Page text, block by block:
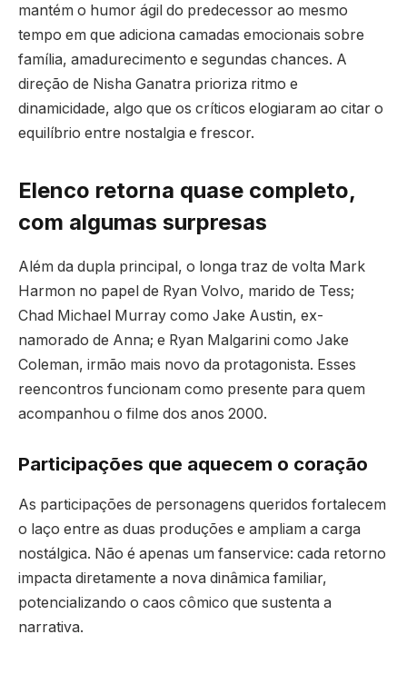
mantém o humor ágil do predecessor ao mesmo
tempo em que adiciona camadas emocionais sobre
família, amadurecimento e segundas chances. A
direção de Nisha Ganatra prioriza ritmo e
dinamicidade, algo que os críticos elogiaram ao citar o
equilíbrio entre nostalgia e frescor.
Elenco retorna quase completo,
com algumas surpresas
Além da dupla principal, o longa traz de volta Mark
Harmon no papel de Ryan Volvo, marido de Tess;
Chad Michael Murray como Jake Austin, ex-
namorado de Anna; e Ryan Malgarini como Jake
Coleman, irmão mais novo da protagonista. Esses
reencontros funcionam como presente para quem
acompanhou o filme dos anos 2000.
Participações que aquecem o coração
As participações de personagens queridos fortalecem
o laço entre as duas produções e ampliam a carga
nostálgica. Não é apenas um fanservice: cada retorno
impacta diretamente a nova dinâmica familiar,
potencializando o caos cômico que sustenta a
narrativa.